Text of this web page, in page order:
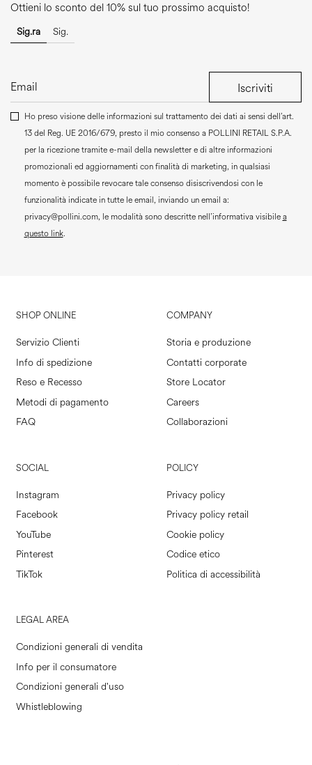
Ottieni lo sconto del 10% sul tuo prossimo acquisto!
Sig.ra Sig.
Iscriviti
Ho preso visione delle informazioni sul trattamento dei dati ai sensi dell’art.
13 del Reg. UE 2016/679, presto il mio consenso a POLLINI RETAIL S.P.A.
per la ricezione tramite e-mail della newsletter e di altre informazioni
promozionali ed aggiornamenti con finalità di marketing, in qualsiasi
momento è possibile revocare tale consenso disiscrivendosi con le
funzionalità indicate in tutte le email, inviando un email a:
privacy@pollini.com, le modalità sono descritte nell’informativa visibilea
questo link.
SHOP ONLINE
Servizio Clienti
Info di spedizione
Reso e Recesso
Metodi di pagamento
FAQ
COMPANY
Storia e produzione
Contatti corporate
Store Locator
Careers
Collaborazioni
SOCIAL
Instagram
Facebook
YouTube
Pinterest
TikTok
POLICY
Privacy policy
Privacy policy retail
Cookie policy
Codice etico
Politica di accessibilità
LEGAL AREA
Condizioni generali di vendita
Info per il consumatore
Condizioni generali d'uso
Whistleblowing